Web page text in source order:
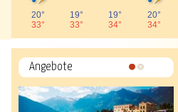
20°
33°
19°
33°
19°
34°
20°
34°
Angebote